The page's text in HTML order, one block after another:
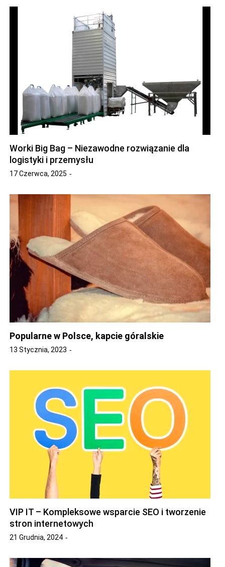
Worki Big Bag – Niezawodne rozwiązanie dla
logistyki i przemysłu
17 Czerwca, 2025
Popularne w Polsce, kapcie góralskie
13 Stycznia, 2023
VIP IT – Kompleksowe wsparcie SEO i tworzenie
stron internetowych
21 Grudnia, 2024